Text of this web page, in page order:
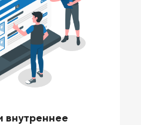
внутреннее